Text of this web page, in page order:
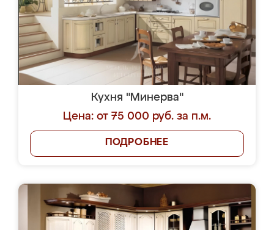
Кухня "Минерва"
Цена: от 75 000 руб. за п.м.
ПОДРОБНЕЕ